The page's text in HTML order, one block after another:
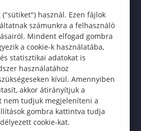
használ. Ezen fájlok
számunkra a felhasználó
Mindent elfogad gombra
a cookie-k használatába,
statisztikai adatokat is
használatához
kívül. Amennyiben
akkor átirányítjuk a
nem tudjuk megjeleníteni a
gombra kattintva tudja
cookie-kat.